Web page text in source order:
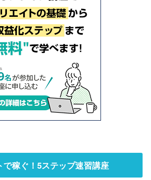
で稼ぐ！5ステップ速習講座